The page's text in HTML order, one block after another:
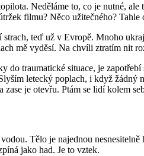
Neděláme to, co je nutné,
filmu? Něco užitečného?
teď už v Evropě. Mnoho
mě vyděsí. Na chvíli ztratím nit
do traumatické situace, je
letecký poplach, i když
zase je otevřu. Ptám se lidí kolem
Tělo je najednou
jako had. Je to vztek.